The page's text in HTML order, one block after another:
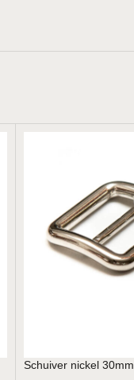
Schuiver nickel 30mm